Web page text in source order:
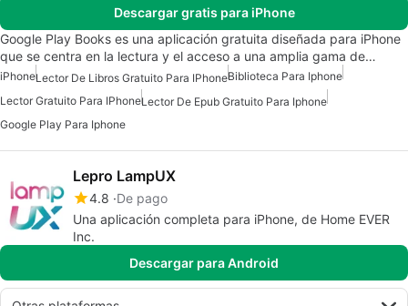
Descargar gratis para iPhone
Google Play Books es una aplicación gratuita diseñada para iPhone
que se centra en la lectura y el acceso a una amplia gama de…
iPhoneLector De Libros Gratuito Para IPhoneBiblioteca Para Iphone
Lector Gratuito Para IPhoneLector De Epub Gratuito Para Iphone
Google Play Para Iphone
Lepro LampUX
4.8 De pago
Una aplicación completa para iPhone, de Home EVER
Inc.
Descargar para Android